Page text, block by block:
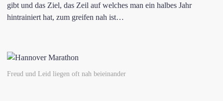
gibt und das Ziel, das Zeil auf welches man ein halbes Jahr
hintrainiert hat, zum greifen nah ist…
Freud und Leid liegen oft nah beieinander